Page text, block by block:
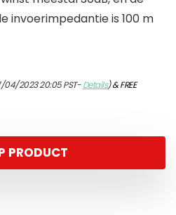
invoerimpedantie is 100 m
2023 20:05 PST-Details)&FREE
PRODUCT